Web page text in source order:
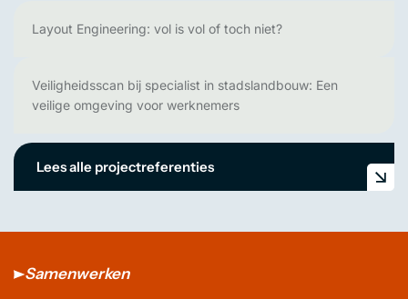
Layout Engineering: vol is vol of toch niet?
Veiligheidsscan bij specialist in stadslandbouw: Een
veilige omgeving voor werknemers
Lees alle projectreferenties
Samenwerken